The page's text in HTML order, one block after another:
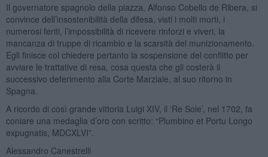
Il governatore spagnolo della piazza, Alfonso Cobello de Ribera, si
convince dell’insostenibilità della difesa, visti i molti morti, i
numerosi feriti, l’impossibilità di ricevere rinforzi e viveri, la
mancanza di truppe di ricambio e la scarsità del munizionamento.
Egli finisce col chiedere pertanto la sospensione del conflitto per
avviare le trattative di resa, cosa questa che gli costerà il
successivo deferimento alla Corte Marziale, al suo ritorno in
Spagna.
A ricordo di così grande vittoria Luigi XIV, il ‘Re Sole’, nel 1702, fa
coniare una medaglia d’oro con scritto: “Plumbino et Portu Longo
expugnatis, MDCXLVI”.
Alessandro Canestrelli